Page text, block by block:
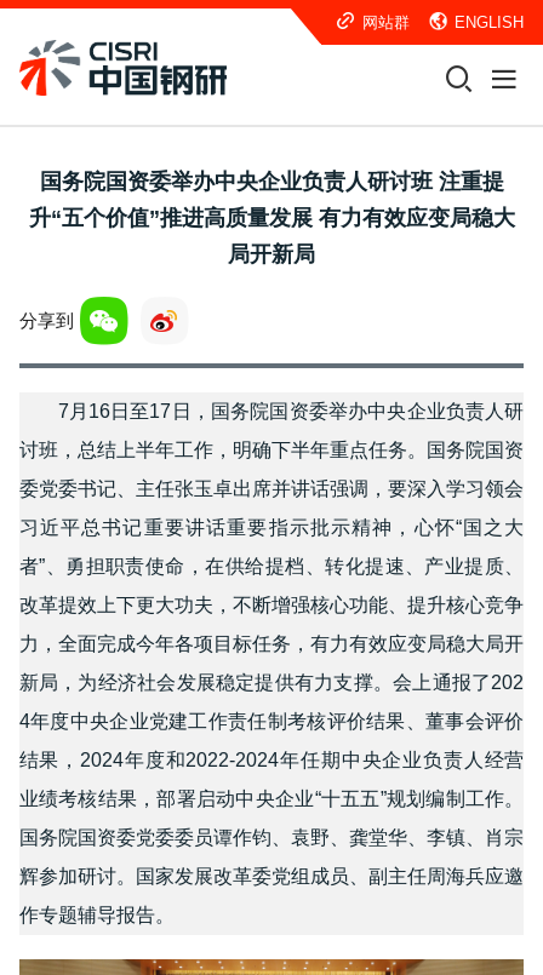
网站群 ENGLISH
国务院国资委举办中央企业负责人研讨班 注重提
升“五个价值”推进高质量发展 有力有效应变局稳大
局开新局
分享到
7月16日至17日，国务院国资委举办中央企业负责人研
讨班，总结上半年工作，明确下半年重点任务。国务院国资
委党委书记、主任张玉卓出席并讲话强调，要深入学习领会
习近平总书记重要讲话重要指示批示精神，心怀“国之大
者”、勇担职责使命，在供给提档、转化提速、产业提质、
改革提效上下更大功夫，不断增强核心功能、提升核心竞争
力，全面完成今年各项目标任务，有力有效应变局稳大局开
新局，为经济社会发展稳定提供有力支撑。会上通报了202
4年度中央企业党建工作责任制考核评价结果、董事会评价
结果，2024年度和2022-2024年任期中央企业负责人经营
业绩考核结果，部署启动中央企业“十五五”规划编制工作。
国务院国资委党委委员谭作钧、袁野、龚堂华、李镇、肖宗
辉参加研讨。国家发展改革委党组成员、副主任周海兵应邀
作专题辅导报告。